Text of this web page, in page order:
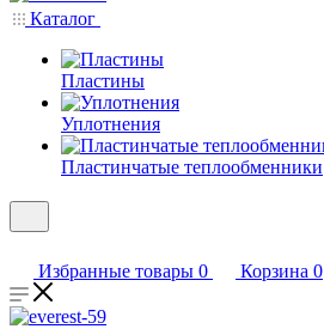
Каталог
Пластины
Уплотнения
Пластинчатые теплообменники
Избранные товары 0 Корзина 0